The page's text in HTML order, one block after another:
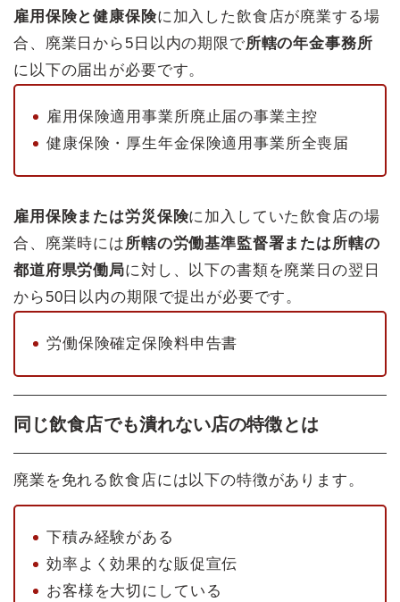
雇用保険と健康保険に加入した飲食店が廃業する場
合、廃業日から5日以内の期限で所轄の年金事務所
に以下の届出が必要です。
雇用保険適用事業所廃止届の事業主控
健康保険・厚生年金保険適用事業所全喪届
雇用保険または労災保険に加入していた飲食店の場
合、廃業時には所轄の労働基準監督署または所轄の
都道府県労働局に対し、以下の書類を廃業日の翌日
から50日以内の期限で提出が必要です。
労働保険確定保険料申告書
同じ飲食店でも潰れない店の特徴とは
廃業を免れる飲食店には以下の特徴があります。
下積み経験がある
効率よく効果的な販促宣伝
お客様を大切にしている